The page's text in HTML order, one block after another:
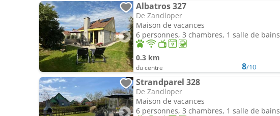
Albatros 327
De Zandloper
Maison de vacances
6 personnes, 3 chambres, 1 salle de bains
0.3 km
du centre 8/10
Strandparel 328
De Zandloper
Maison de vacances
6 personnes, 3 chambres, 1 salle de bains